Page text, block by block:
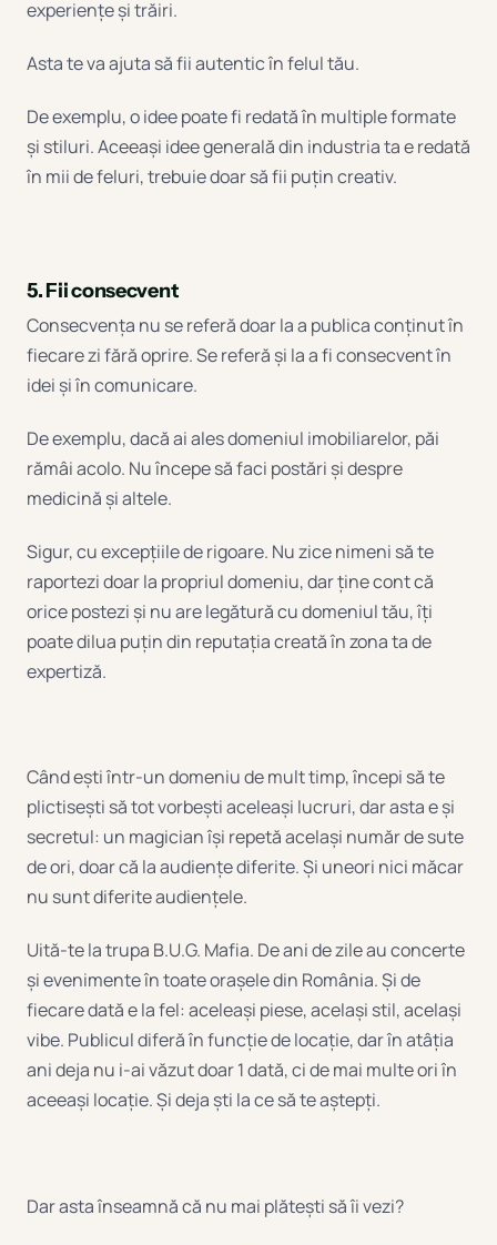
experiențe și trăiri.
Asta te va ajuta să fii autentic în felul tău.
De exemplu, o idee poate fi redată în multiple formate
și stiluri. Aceeași idee generală din industria ta e redată
în mii de feluri, trebuie doar să fii puțin creativ.
5. Fii consecvent
Consecvența nu se referă doar la a publica conținut în
fiecare zi fără oprire. Se referă și la a fi consecvent în
idei și în comunicare.
De exemplu, dacă ai ales domeniul imobiliarelor, păi
rămâi acolo. Nu începe să faci postări și despre
medicină și altele.
Sigur, cu excepțiile de rigoare. Nu zice nimeni să te
raportezi doar la propriul domeniu, dar ține cont că
orice postezi și nu are legătură cu domeniul tău, îți
poate dilua puțin din reputația creată în zona ta de
expertiză.
Când ești într-un domeniu de mult timp, începi să te
plictisești să tot vorbești aceleași lucruri, dar asta e și
secretul: un magician își repetă același număr de sute
de ori, doar că la audiențe diferite. Și uneori nici măcar
nu sunt diferite audiențele.
Uită-te la trupa B.U.G. Mafia. De ani de zile au concerte
și evenimente în toate orașele din România. Și de
fiecare dată e la fel: aceleași piese, același stil, același
vibe. Publicul diferă în funcție de locație, dar în atâția
ani deja nu i-ai văzut doar 1 dată, ci de mai multe ori în
aceeași locație. Și deja ști la ce să te aștepți.
Dar asta înseamnă că nu mai plătești să îi vezi?